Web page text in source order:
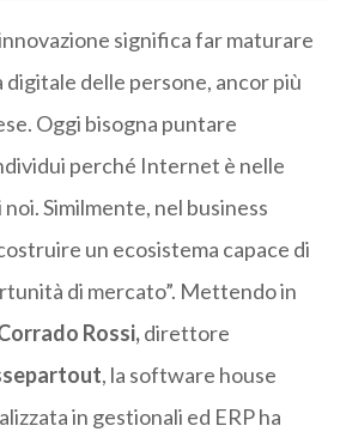
significa far maturare
digitale delle persone, ancor più
Oggi bisogna puntare
perché Internet è nelle
Similmente, nel business
un ecosistema capace di
di mercato”. Mettendo in
Rossi,direttore
, la software house
in gestionali ed ERP ha